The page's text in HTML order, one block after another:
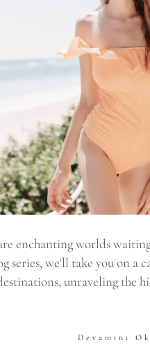
enchanting worlds
series, we'll take you on a
unraveling the
Devamını